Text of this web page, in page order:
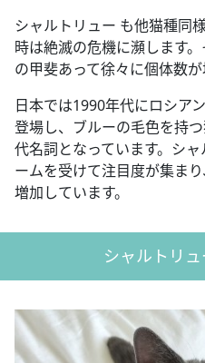
シャルトリュー も他猫種同
時は絶滅の危機に瀕します
の甲斐あって徐々に個体数が
日本では1990年代にロシア
登場し、ブルーの毛色を持
代名詞となっています。シ
ームを受けて注目度が集ま
増加しています。
シャルトリ